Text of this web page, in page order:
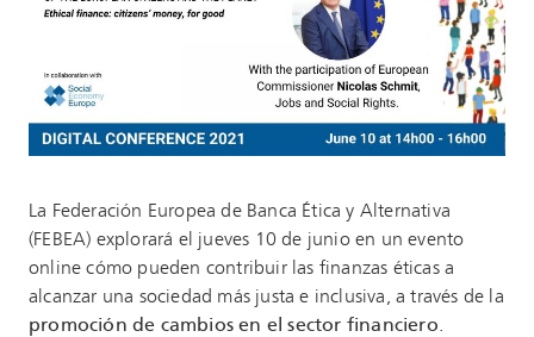
La Federación Europea de Banca Ética y Alternativa
(FEBEA) explorará el jueves 10 de junio en un evento
online cómo pueden contribuir las finanzas éticas a
alcanzar una sociedad más justa e inclusiva, a través de la
promoción de cambios en el sector financiero.